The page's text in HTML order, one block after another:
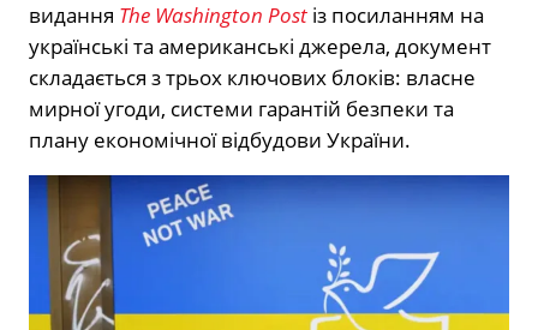
видання The Washington Post із посиланням на
українські та американські джерела, документ
складається з трьох ключових блоків: власне
мирної угоди, системи гарантій безпеки та
плану економічної відбудови України.